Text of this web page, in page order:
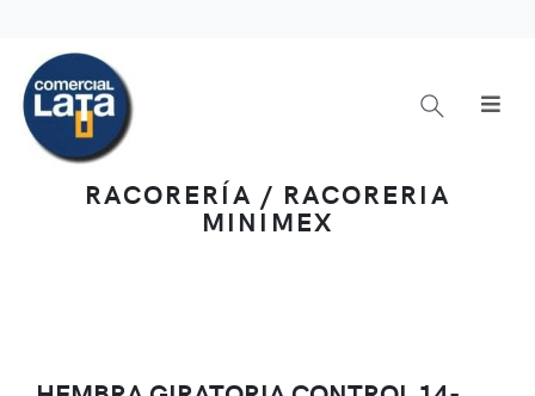
RACORERÍA / RACORERIA
MINIMEX